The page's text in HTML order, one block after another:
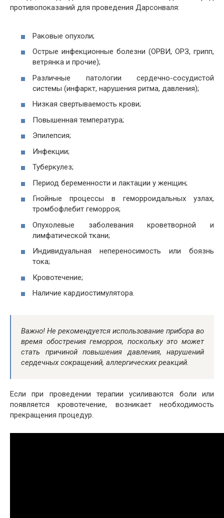
противопоказаний для проведения Дарсонваля:
Раковые опухоли;
Острые инфекционные болезни (ОРВИ, ОРЗ, грипп,
ветрянка и прочие);
Различные патологии сердечно-сосудистой
системы (инфаркт, нарушения ритма, давления);
Низкая свертываемость крови;
Повышенная температура;
Эпилепсия;
Инфекции;
Туберкулез;
Период беременности и лактации у женщин;
Гнойные процессы в геморроидальных узлах,
тромбофлебит геморроя;
Опухолевые заболевания кроветворной и
лимфатической ткани;
Индивидуальная непереносимость или боязнь
тока;
Кровотечение;
Наличие кардиостимулятора.
Важно! Не рекомендуется использование прибора во
время обострения геморроя, поскольку это может
стать причиной повышения давления, нарушений
сердечных сокращений, аллергических реакций.
Если при проведении терапии усиливаются боли или
появляется кровотечение, возникает необходимость
прекращения процедур.